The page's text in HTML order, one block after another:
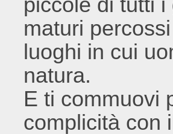
maturi
luoghi in cui
natura.
E ti commuovi
complicità con